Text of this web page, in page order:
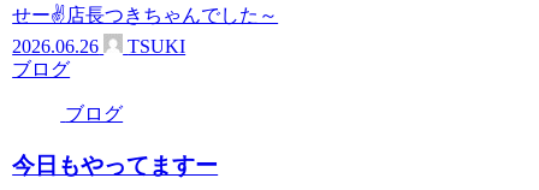
せー✌店長つきちゃんでした～
2026.06.26
TSUKI
ブログ
ブログ
今日もやってますー